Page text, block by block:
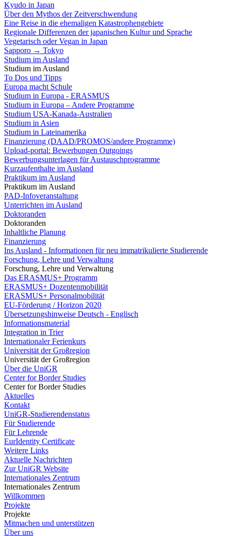
Kyudo in Japan
Über den Mythos der Zeitverschwendung
Eine Reise in die ehemaligen Katastrophengebiete
Regionale Differenzen der japanischen Kultur und Sprache
Vegetarisch oder Vegan in Japan
Sapporo → Tokyo
Studium im Ausland
Studium im Ausland
To Dos und Tipps
Europa macht Schule
Studium in Europa - ERASMUS
Studium in Europa – Andere Programme
Studium USA-Kanada-Australien
Studium in Asien
Studium in Lateinamerika
Finanzierung (DAAD/PROMOS/andere Programme)
Upload-portal: Bewerbungen Outgoings
Bewerbungsunterlagen für Austauschprogramme
Kurzaufenthalte im Ausland
Praktikum im Ausland
Praktikum im Ausland
PAD-Infoveranstaltung
Unterrichten im Ausland
Doktoranden
Doktoranden
Inhaltliche Planung
Finanzierung
Ins Ausland - Informationen für neu immatrikulierte Studierende
Forschung, Lehre und Verwaltung
Forschung, Lehre und Verwaltung
Das ERASMUS+ Programm
ERASMUS+ Dozentenmobilität
ERASMUS+ Personalmobilität
EU-Förderung / Horizon 2020
Übersetzungshinweise Deutsch - Englisch
Informationsmaterial
Integration in Trier
Internationaler Ferienkurs
Universität der Großregion
Universität der Großregion
Über die UniGR
Center for Border Studies
Center for Border Studies
Aktuelles
Kontakt
UniGR-Studierendenstatus
Für Studierende
Für Lehrende
EurIdentity Certificate
Weitere Links
Aktuelle Nachrichten
Zur UniGR Website
Internationales Zentrum
Internationales Zentrum
Willkommen
Projekte
Projekte
Mitmachen und unterstützen
Über uns